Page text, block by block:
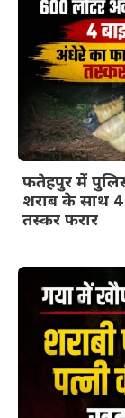
फतेहपुर में
शराब के साथ
तस्कर फरार